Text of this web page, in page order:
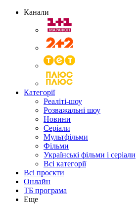
Канали
Категорії
Реаліті-шоу
Розважальні шоу
Новини
Серіали
Мультфільми
Фільми
Українські фільми і серіали
Всі категорії
Всі проєкти
Онлайн
ТБ програма
Еще